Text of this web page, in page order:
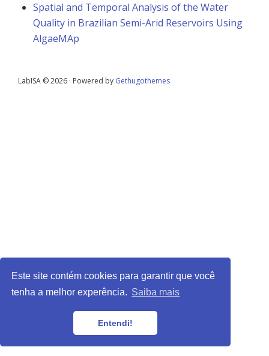
Este site contém cookies para garantir que você
tenha a melhor experência. Saiba mais
Entendi!
Spatial and Temporal Analysis of the Water
Quality in Brazilian Semi-Arid Reservoirs Using
AlgaeMAp
LabISA © 2026 · Powered by Gethugothemes